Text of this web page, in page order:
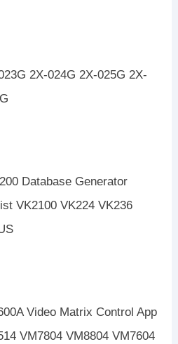
2X-024G 2X-025G 2X-
Database Generator
VK2100 VK224 VK236
Video Matrix Control App
VM7804 VM8804 VM7604